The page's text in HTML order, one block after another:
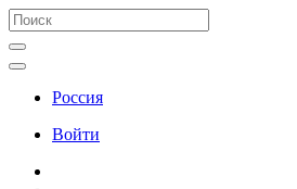
Россия
Войти